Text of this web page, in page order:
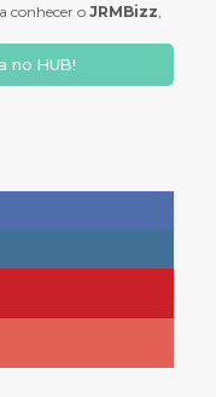
conhecer o JRMBizz
no HUB!